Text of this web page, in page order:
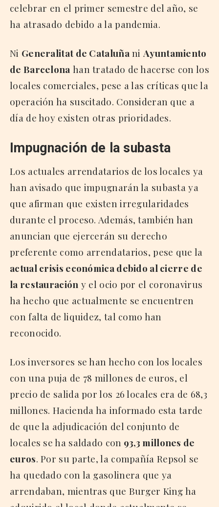
celebrar en el primer semestre del año, se
ha atrasado debido a la pandemia.
Ni Generalitat de Cataluña ni Ayuntamiento
de Barcelona han tratado de hacerse con los
locales comerciales, pese a las críticas que la
operación ha suscitado. Consideran que a
día de hoy existen otras prioridades.
Impugnación de la subasta
Los actuales arrendatarios de los locales ya
han avisado que impugnarán la subasta ya
que afirman que existen irregularidades
durante el proceso. Además, también han
anuncian que ejercerán su derecho
preferente como arrendatarios, pese que la
actual crisis económica debido al cierre de
la restauración y el ocio por el coronavirus
ha hecho que actualmente se encuentren
con falta de liquidez, tal como han
reconocido.
Los inversores se han hecho con los locales
con una puja de 78 millones de euros, el
precio de salida por los 26 locales era de 68,3
millones. Hacienda ha informado esta tarde
de que la adjudicación del conjunto de
locales se ha saldado con 93,3 millones de
euros. Por su parte, la compañía Repsol se
ha quedado con la gasolinera que ya
arrendaban, mientras que Burger King ha